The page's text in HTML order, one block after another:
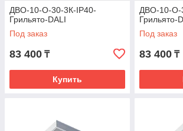
ДВО-10-О-30-3К-IP40-
Грильято-DALI
Под заказ
83 400 ₸
Купить
ДВО-10-О-
Грильято-
Под заказ
83 400 ₸